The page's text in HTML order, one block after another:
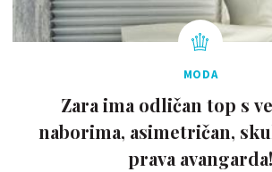
MODA
Zara ima odličan top s
naborima, asimetričan,
prava avangarda!